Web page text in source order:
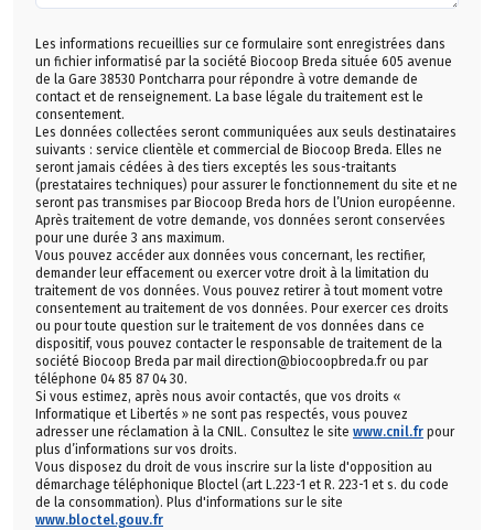
Les informations recueillies sur ce formulaire sont enregistrées dans
un fichier informatisé par la société Biocoop Breda située 605 avenue
de la Gare 38530 Pontcharra pour répondre à votre demande de
contact et de renseignement. La base légale du traitement est le
consentement.
Les données collectées seront communiquées aux seuls destinataires
suivants : service clientèle et commercial de Biocoop Breda. Elles ne
seront jamais cédées à des tiers exceptés les sous-traitants
(prestataires techniques) pour assurer le fonctionnement du site et ne
seront pas transmises par Biocoop Breda hors de l’Union européenne.
Après traitement de votre demande, vos données seront conservées
pour une durée 3 ans maximum.
Vous pouvez accéder aux données vous concernant, les rectifier,
demander leur effacement ou exercer votre droit à la limitation du
traitement de vos données. Vous pouvez retirer à tout moment votre
consentement au traitement de vos données. Pour exercer ces droits
ou pour toute question sur le traitement de vos données dans ce
dispositif, vous pouvez contacter le responsable de traitement de la
société Biocoop Breda par mail direction@biocoopbreda.fr ou par
téléphone 04 85 87 04 30.
Si vous estimez, après nous avoir contactés, que vos droits «
Informatique et Libertés » ne sont pas respectés, vous pouvez
adresser une réclamation à la CNIL. Consultez le site www.cnil.fr pour
plus d’informations sur vos droits.
Vous disposez du droit de vous inscrire sur la liste d'opposition au
démarchage téléphonique Bloctel (art L.223-1 et R. 223-1 et s. du code
de la consommation). Plus d'informations sur le site
www.bloctel.gouv.fr